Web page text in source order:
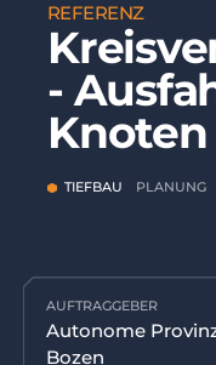
Home
Tiefbau
Hochbau
REFERENZ
-
Knoten
TIEFBAU PLANUNG
AUFTRAGGEBER
Autonome
Bozen